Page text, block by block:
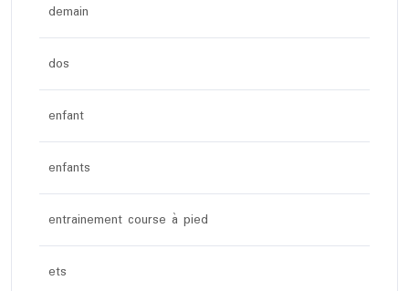
demain
dos
enfant
enfants
entrainement course à pied
ets